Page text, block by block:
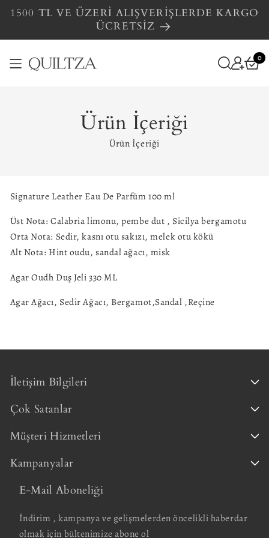
İÇERIĞE
ATLA
1500 TL VE ÜZERİ ALIŞVERİŞLERDE KARGO
ÜCRETSİZ
Sepet
0
ürün
Ürün İçeriği
Ürün İçeriği
Signature Leather Eau De Parfüm 100 ml
Üst Nota: Calabria limonu, pembe dut , Sicilya bergamotu
Orta Nota: Sedir, kasnı otu sakızı, melek otu kökü
Alt Nota: Hint oudu, sandal ağacı, misk
Agar Oudh Duş Jeli 330 ML
Agar Ağacı, Sedir Ağacı, Bergamot,Sandal ,Reçine
İletişim Bilgileri
Çok Satanlar
Müşteri Hizmetleri
Kampanyalar
E-Mail Aboneliği
İndirim , kampanya ve gelişmelerden öncelikli haberdar
olmak için bültenimize abone ol